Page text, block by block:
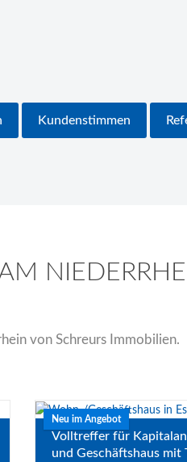
Kundenstimmen
von Schreurs Immobilien.
Neu im Angebot
Volltreffer für
und Geschäftshaus mit